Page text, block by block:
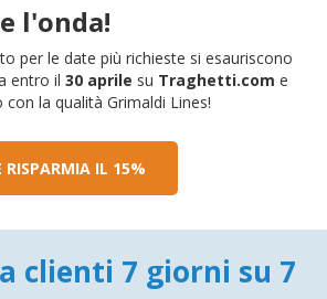
l'onda!
per le date più richieste si esauriscono
entro il 30 aprile su Traghetti.com e
la qualità Grimaldi Lines!
RISPARMIA IL 15%
clienti 7 giorni su 7